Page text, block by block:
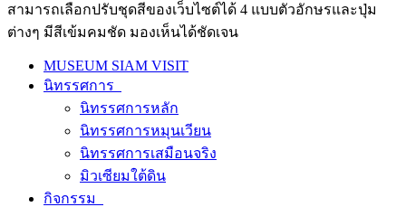
สามารถเลือกปรับชุดสีของเว็บไซต์ได้ 4 แบบตัวอักษรและปุ่ม
ต่างๆ มีสีเข้มคมชัด มองเห็นได้ชัดเจน
MUSEUM SIAM VISIT
นิทรรศการ
นิทรรศการหลัก
นิทรรศการหมุนเวียน
นิทรรศการเสมือนจริง
มิวเซียมใต้ดิน
กิจกรรม